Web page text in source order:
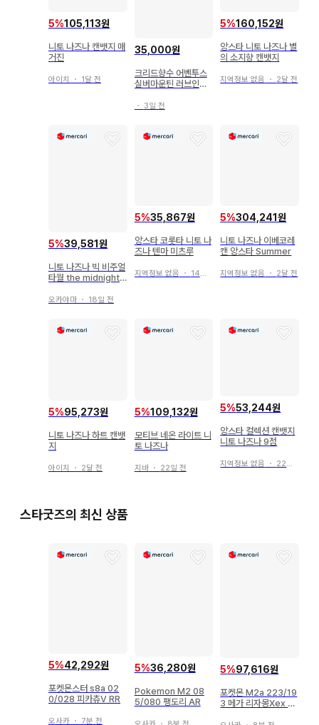
5%105,113원
니토 나즈나 캔뱃지 매
거진
아이치 ・ 1달 전
35,000원
크리드향수 어벤투스
실버마운틴 러브인화
・ 3일 전
5%160,152원
앙스타 니토 나즈나 별
의 소지향 캔뱃지
지역정보 없음 ・ 2달 전
5%39,581원
니토 나즈나 빅 비주얼
타월 the midnight s
오카야마 ・ 18일 전
5%35,867원
앙스타 코롯타 니토 나
즈나 텐마 미츠루
지역정보 없음 ・ 14일 전
5%304,241원
니토 나즈나 이베코레
캔 앙스타 Summer
지역정보 없음 ・ 2달 전
5%95,273원
니토 나즈나 하트 캔뱃
지
아이치 ・ 2달 전
5%109,132원
모티브 네온 라이트 니
토 나즈나
지바・ 22일 전
5%53,244원
앙스타 컬렉션 캔뱃지
니토 나즈나 9점
지역정보 없음 ・ 22일 전
스타굿즈의 최신 상품
5%42,292원
포켓몬스터 s8a 02
0/028 피카츄V RR
오사카 ・ 7분 전
5%36,280원
Pokemon M2 08
5/080 팽도리 AR
5%97,616원
포켓몬 M2a 223/19
3 메가 리자몽Xex M